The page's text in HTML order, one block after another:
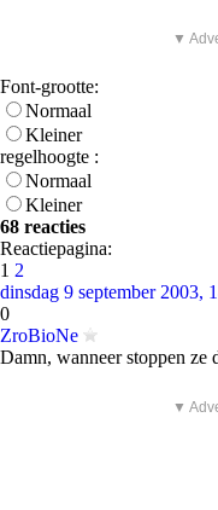
▼
Font-grootte:
Normaal
Kleiner
regelhoogte :
Normaal
Kleiner
68 reacties
Reactiepagina:
1 2
dinsdag 9 september 2003,
0
ZroBioNe
Damn, wanneer stoppen ze
▼